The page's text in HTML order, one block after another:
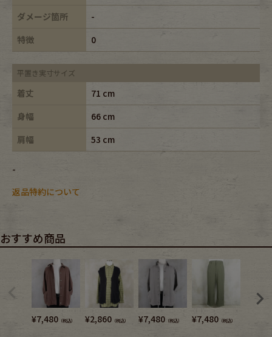
ダメージ箇所
-
特徴
0
平置き実寸サイズ
着丈
71 cm
身幅
66 cm
肩幅
53 cm
-
返品特約について
おすすめ商品
¥7,480 （税込） ¥2,860 （税込） ¥7,480 （税込） ¥7,480 （税込）